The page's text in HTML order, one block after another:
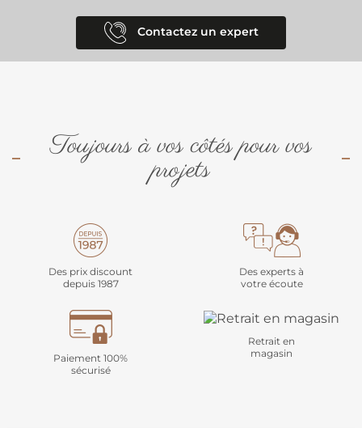
Contactez un expert
Toujours à vos côtés pour vos
projets
Des prix discount
depuis 1987
Des experts à
votre écoute
Paiement 100%
sécurisé
Retrait en
magasin